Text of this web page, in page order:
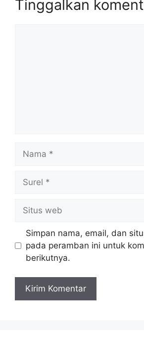
Tinggalkan
Nama
Surel
Situs
web
Simpan nama, email, dan
pada peramban ini untuk
berikutnya.